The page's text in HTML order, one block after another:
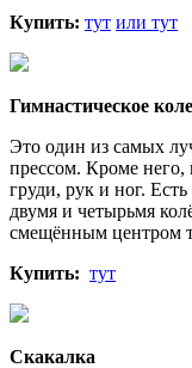
Купить: тут или тут
Гимнастическое
Это один из самых
прессом. Кроме
груди, рук и ног.
двумя и четырьмя
смещённым центром
Купить: тут
Скакалка